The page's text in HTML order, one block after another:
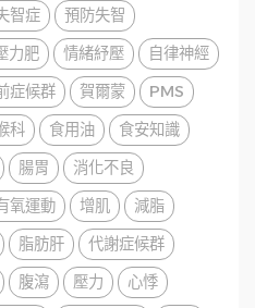
智症
預防失智
力肥 情緒紓壓
自律神經
症候群 賀爾蒙
PMS
科 食用油
食安知識
腸胃
消化不良
氧運動 增肌
減脂
脂肪肝
代謝症候群
腹瀉 壓力
心悸